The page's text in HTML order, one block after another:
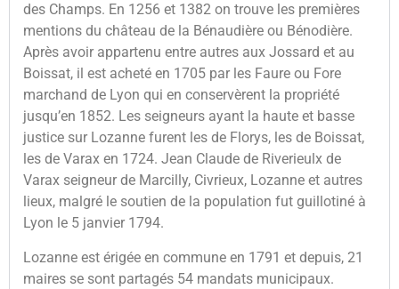
des Champs. En 1256 et 1382 on trouve les premières
mentions du château de la Bénaudière ou Bénodière.
Après avoir appartenu entre autres aux Jossard et au
Boissat, il est acheté en 1705 par les Faure ou Fore
marchand de Lyon qui en conservèrent la propriété
jusqu’en 1852. Les seigneurs ayant la haute et basse
justice sur Lozanne furent les de Florys, les de Boissat,
les de Varax en 1724. Jean Claude de Riverieulx de
Varax seigneur de Marcilly, Civrieux, Lozanne et autres
lieux, malgré le soutien de la population fut guillotiné à
Lyon le 5 janvier 1794.
Lozanne est érigée en commune en 1791 et depuis, 21
maires se sont partagés 54 mandats municipaux.